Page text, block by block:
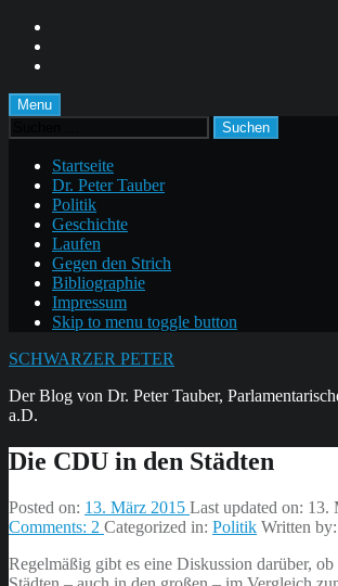
content
footer
Menu
Suchen
nach:
Startseite
Dr. Peter Tauber
Politik
Geschichte
Laufen
Gegen den Strich
Bibliographie
Impressum
Skip to menu toggle button
SCHWARZER PETER
Der Blog von Dr. Peter Tauber,
a.D.
Die CDU in den Städten
Posted on: 13. März 2015 Last updated on: 13.
Comments: 2 Categorized in: Politik Written by:
Regelmäßig gibt es eine Diskussion darüber,